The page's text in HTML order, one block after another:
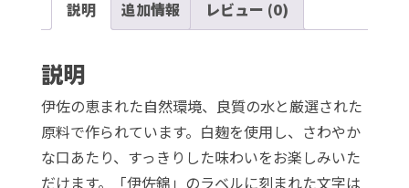
個
説明 追加情報 レビュー (0)
説明
伊佐の恵まれた自然環境、良質の水と厳選された
原料で作られています。白麹を使用し、さわやか
な口あたり、すっきりした味わいをお楽しみいた
だけます。「伊佐錦」のラベルに刻まれた文字は